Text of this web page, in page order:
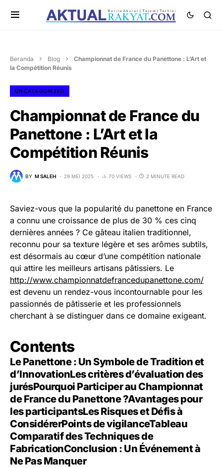
Beranda Blog
Championnat de France du Panettone : L’Art et
la Compétition Réunis
UNCATEGORIZED
Championnat de France du
Panettone : L’Art et la
Compétition Réunis
BY M SALEH 29 MEI 2025 70 VIEWS 2 MINUTE READ
Saviez-vous que la popularité du panettone en France
a connu une croissance de plus de 30 % ces cinq
dernières années ? Ce gâteau italien traditionnel,
reconnu pour sa texture légère et ses arômes subtils,
est désormais au cœur d’une compétition nationale
qui attire les meilleurs artisans pâtissiers. Le
http://www.championnatdefrancedupanettone.com/
est devenu un rendez-vous incontournable pour les
passionnés de pâtisserie et les professionnels
cherchant à se distinguer dans ce domaine exigeant.
Contents
Le Panettone : Un Symbole de Tradition et
d’InnovationLes critères d’évaluation des
jurésPourquoi Participer au Championnat
de France du Panettone ?Avantages pour
les participantsLes Risques et Défis à
ConsidérerPoints de vigilanceTableau
Comparatif des Techniques de
FabricationConclusion : Un Événement à
Ne Pas Manquer